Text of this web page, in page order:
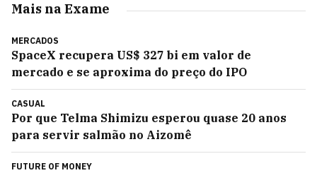
Mais na Exame
MERCADOS
SpaceX recupera US$ 327 bi em valor de
mercado e se aproxima do preço do IPO
CASUAL
Por que Telma Shimizu esperou quase 20 anos
para servir salmão no Aizomê
FUTURE OF MONEY